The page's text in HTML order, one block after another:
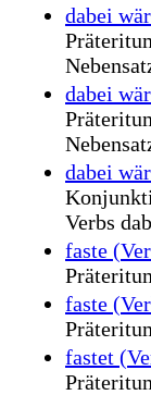
dabei
dabei
dabei
Verbs
faste
faste
fastet